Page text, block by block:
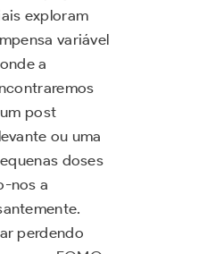
exploram
variável
a
post
ou uma
doses
nos a
perdendo